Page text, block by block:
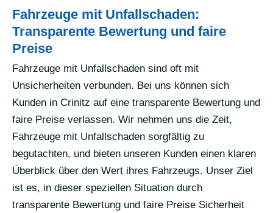
Fahrzeuge mit Unfallschaden:
Transparente Bewertung und faire
Preise
Fahrzeuge mit Unfallschaden sind oft mit
Unsicherheiten verbunden. Bei uns können sich
Kunden in Crinitz auf eine transparente Bewertung und
faire Preise verlassen. Wir nehmen uns die Zeit,
Fahrzeuge mit Unfallschaden sorgfältig zu
begutachten, und bieten unseren Kunden einen klaren
Überblick über den Wert ihres Fahrzeugs. Unser Ziel
ist es, in dieser speziellen Situation durch
transparente Bewertung und faire Preise Sicherheit